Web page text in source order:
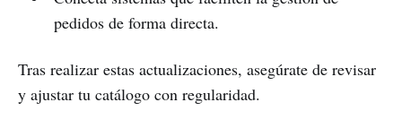
pedidos de forma directa.
Tras realizar estas actualizaciones, asegúrate de revisar
y ajustar tu catálogo con regularidad.